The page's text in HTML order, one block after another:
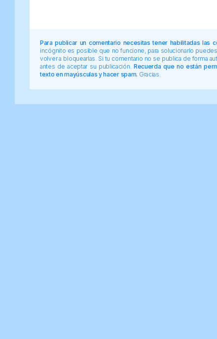
Para publicar un comentario necesitas tener habilitadas las
incógnito es posible que no funcione, para solucionarlo
volver a bloquearlas. Si tu comentario no se publica de forma
antes de aceptar su publicación. Recuerda que no están
texto en mayúsculas y hacer spam. Gracias.